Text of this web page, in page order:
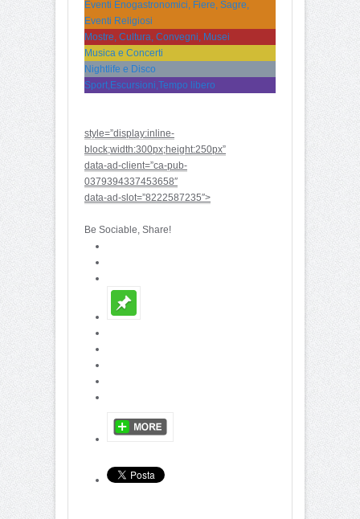
Eventi Enogastronomici, Fiere, Sagre,
Eventi Religiosi
Mostre, Cultura, Convegni, Musei
Musica e Concerti
Nightlife e Disco
Sport,Escursioni,Tempo libero
style=”display:inline-
block;width:300px;height:250px”
data-ad-client=”ca-pub-
0379394337453658″
data-ad-slot=”8222587235″>
Be Sociable, Share!